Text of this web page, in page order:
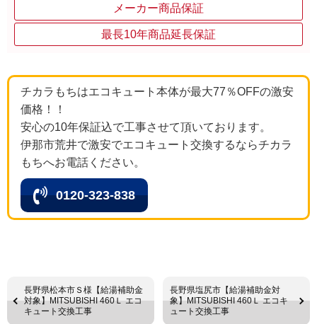
メーカー商品保証
最長10年商品延長保証
チカラもちはエコキュート本体が最大77％OFFの激安
価格！！
安心の10年保証込で工事させて頂いております。
伊那市荒井で激安でエコキュート交換するならチカラ
もちへお電話ください。
0120-323-838
長野県松本市Ｓ様【給湯補助金
対象】MITSUBISHI 460Ｌ エコ
キュート交換工事
長野県塩尻市【給湯補助金対
象】MITSUBISHI 460Ｌ エコキ
ュート交換工事